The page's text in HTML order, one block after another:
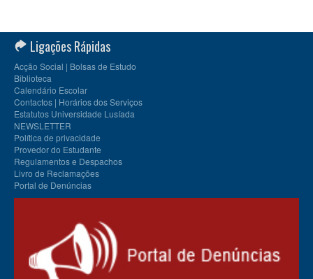
Ligações Rápidas
Acção Social | Bolsas de Estudo
Biblioteca
Calendário Escolar
Contactos | Horários dos Serviços
Estatutos Universidade Lusíada
NEWSLETTER
Política de privacidade
Provedor do Estudante
Regulamentos e Despachos
Livro de Reclamações
Portal de Denúncias